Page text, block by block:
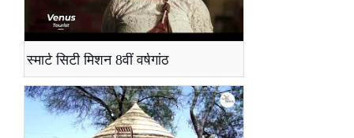
स्मार्ट सिटी मिशन 8वीं वर्षगांठ